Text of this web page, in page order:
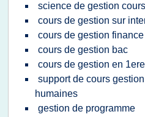
science de gestion
cours de gestion sur
cours de gestion
cours de gestion bac
cours de gestion en 1ere
support de cours
humaines
gestion de programme